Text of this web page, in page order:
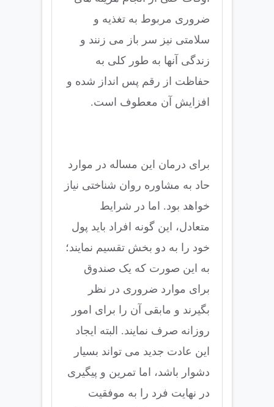
ضروری مربوط به تغذیه و
سلامتی نیز سر باز می زنند و
زندگی آنها به طور کلی به
حفاظت از رقم پس انداز شده و
افزایش آن معطوف است.
برای درمان این مساله در موارد
حاد به مشاوره روان شناختی نیاز
خواهد بود. اما در شرایط
متعادل، این گونه افراد باید پول
خود را به دو بخش تقسیم نمایند؛
به این صورت که یک صندوق
برای موارد ضروری در نظر
بگیرند و مابقی آن را برای امور
روزانه صرف نمایند. البته ایجاد
این عادت جدید می تواند بسیار
دشوار باشد، اما تمرین و پیگیری
در نهایت فرد را به موفقیت